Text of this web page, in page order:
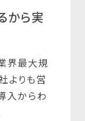
から実
界最大規
よりも営
入からわ